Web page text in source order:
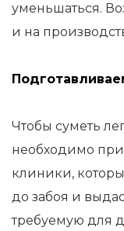
уменьшаться.
и на
Чтобы суметь
необходимо
клиники,
до забоя и
требуемую для